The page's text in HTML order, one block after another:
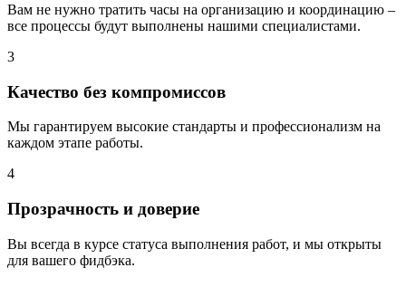
Вам не нужно тратить часы на организацию и координацию –
все процессы будут выполнены нашими специалистами.
3
Качество без компромиссов
Мы гарантируем высокие стандарты и профессионализм на
каждом этапе работы.
4
Прозрачность и доверие
Вы всегда в курсе статуса выполнения работ, и мы открыты
для вашего фидбэка.